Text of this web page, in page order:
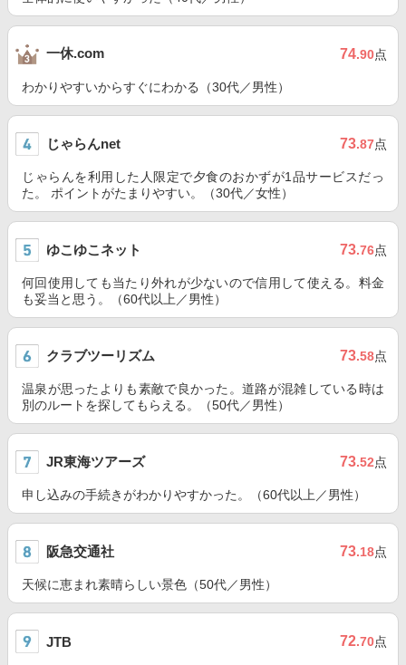
一休.com 74.90点
わかりやすいからすぐにわかる（30代／男性）
じゃらんnet 73.87点
じゃらんを利用した人限定で夕食のおかずが1品サービスだっ
た。 ポイントがたまりやすい。（30代／女性）
ゆこゆこネット 73.76点
何回使用しても当たり外れが少ないので信用して使える。料金
も妥当と思う。（60代以上／男性）
クラブツーリズム 73.58点
温泉が思ったよりも素敵で良かった。道路が混雑している時は
別のルートを探してもらえる。（50代／男性）
JR東海ツアーズ 73.52点
申し込みの手続きがわかりやすかった。（60代以上／男性）
阪急交通社 73.18点
天候に恵まれ素晴らしい景色（50代／男性）
JTB 72.70点